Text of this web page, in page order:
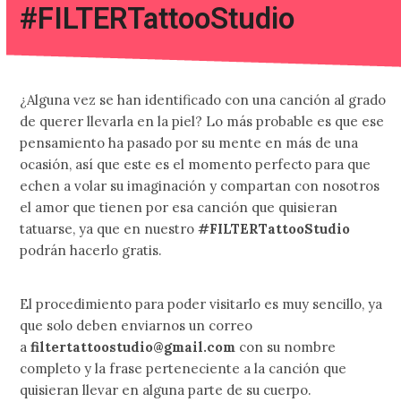
#FILTERTattooStudio
¿Alguna vez se han identificado con una canción al grado
de querer llevarla en la piel? Lo más probable es que ese
pensamiento ha pasado por su mente en más de una
ocasión, así que este es el momento perfecto para que
echen a volar su imaginación y compartan con nosotros
el amor que tienen por esa canción que quisieran
tatuarse, ya que en nuestro#FILTERTattooStudio
podrán hacerlo gratis.
El procedimiento para poder visitarlo es muy sencillo, ya
que solo deben enviarnos un correo
a filtertattoostudio@gmail.com con su nombre
completo y la frase perteneciente a la canción que
quisieran llevar en alguna parte de su cuerpo.